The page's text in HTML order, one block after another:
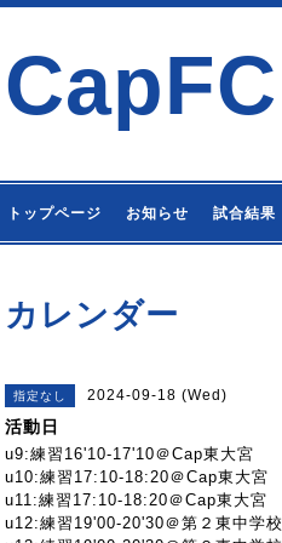
CapFC
トップページ お知らせ 試合結果
カレンダー
指定なし 2024-09-18 (Wed)
活動日
u9:練習16'10-17'10＠Cap東大宮
u10:練習17:10-18:20＠Cap東大宮
u11:練習17:10-18:20＠Cap東大宮
u12:練習19'00-20'30＠第２東中学校